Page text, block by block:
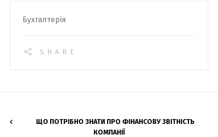
Бухгалтерія
SHARE
ЩО ПОТРІБНО ЗНАТИ ПРО ФІНАНСОВУ ЗВІТНІСТЬ
КОМПАНІЇ